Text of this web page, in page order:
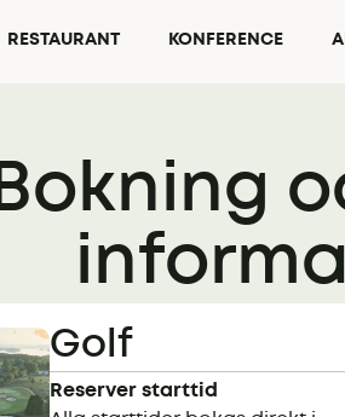
RESTAURANT KONFERENCE
Bokning
Golf
Reserver starttid